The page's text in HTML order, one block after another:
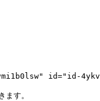
id="id-
す。